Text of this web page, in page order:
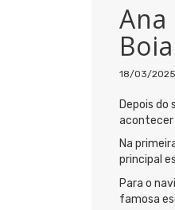
18/03/2025
Depois do
acontecer
Na
principal
Para o
famosa